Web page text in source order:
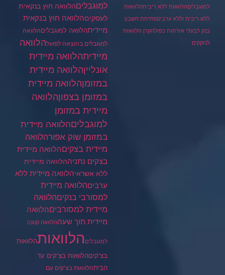
למוגבליםהלוואות ללא ריביתהלוואות
ללא ריבית וללא ערביםפתיחת חשבון
בנק לבעלי אזרחות כפולהקרן הלוואות
לנזקקים
למוגבליםהלוואה חוץ בנקאית
לעסקיםהלוואה חוץ בנקאית
מיידיתהלוואה למוגבליםהלוואה
למוגבלים בהוצאה לפועלהלוואה
מיידיתהלוואה מיידית
אונלייןהלוואה מיידית
במזומןהלוואה מיידית
במזומן בצפוןהלוואה
מיידית במזומן
למוגבליםהלוואה מיידית
במזומן שוק אפורהלוואה
מיידית בצקיםהלוואה מיידית
בצקים נתניההלוואה מיידית
ללא אשראיהלוואה מיידית ללא
ערביםהלוואה מיידית
למסורבי בנקיםהלוואה
מיידית למסורביםהלוואה
מיידית תוך שעההלוואה קטנה
למוגבלים הלוואותהלוואות
בצ'קיםהלוואות בצ'קים עד
הביתהלוואות בצ'קים עם